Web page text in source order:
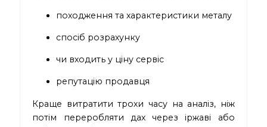
походження та характеристики металу
спосіб розрахунку
чи входить у ціну сервіс
репутацію продавця
Краще витратити трохи часу на аналіз, ніж
потім переробляти дах через іржаві або